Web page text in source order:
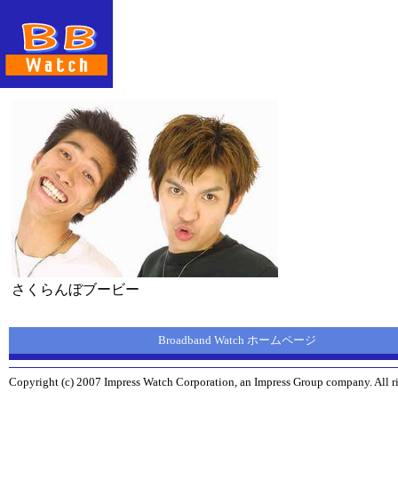
さくらんぼブービー
Broadband Watch ホームページ
Copyright (c) 2007 Impress Watch Corporation, an Impress Group company. All